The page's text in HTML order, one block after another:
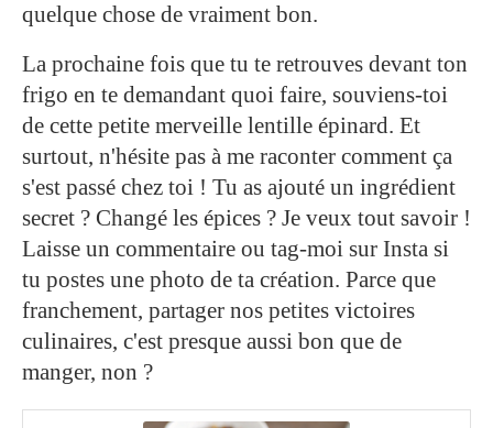
quelque chose de vraiment bon.
La prochaine fois que tu te retrouves devant ton
frigo en te demandant quoi faire, souviens-toi
de cette petite merveille lentille épinard. Et
surtout, n'hésite pas à me raconter comment ça
s'est passé chez toi ! Tu as ajouté un ingrédient
secret ? Changé les épices ? Je veux tout savoir !
Laisse un commentaire ou tag-moi sur Insta si
tu postes une photo de ta création. Parce que
franchement, partager nos petites victoires
culinaires, c'est presque aussi bon que de
manger, non ?